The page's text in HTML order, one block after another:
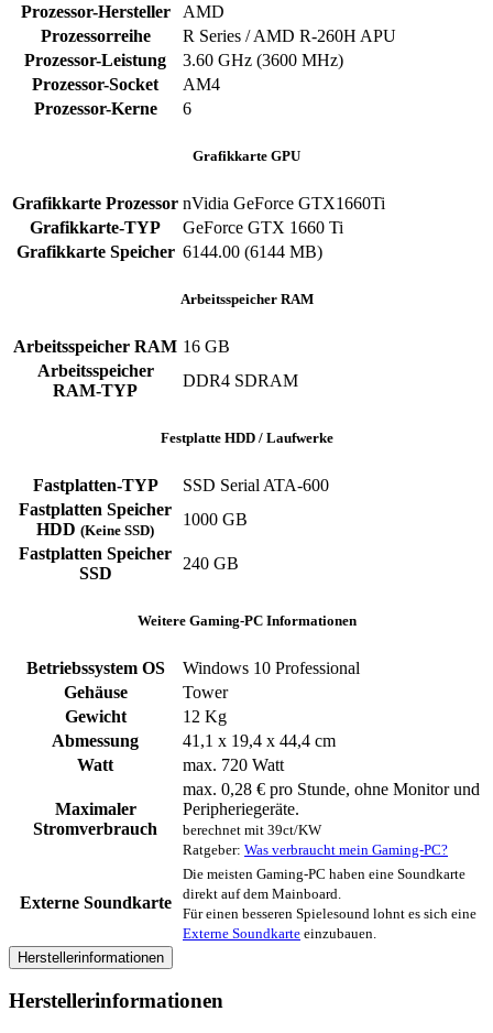
Prozessor-Hersteller
AMD
Prozessorreihe
R Series / AMD R-260H APU
Prozessor-Leistung
3.60 GHz (3600 MHz)
Prozessor-Socket
AM4
Prozessor-Kerne
6
Grafikkarte GPU
Grafikkarte Prozessor nVidia GeForce GTX1660Ti
Grafikkarte-TYP
GeForce GTX 1660 Ti
Grafikkarte Speicher 6144.00 (6144 MB)
Arbeitsspeicher RAM
Arbeitsspeicher RAM 16 GB
Arbeitsspeicher
RAM-TYP
DDR4 SDRAM
Festplatte HDD / Laufwerke
Fastplatten-TYP
SSD Serial ATA-600
Fastplatten Speicher
HDD (Keine SSD)
1000 GB
Fastplatten Speicher
SSD
240 GB
Weitere Gaming-PC Informationen
Betriebssystem OS
Windows 10 Professional
Gehäuse
Tower
Gewicht
12 Kg
Abmessung
41,1 x 19,4 x 44,4 cm
Watt
max. 720 Watt
Maximaler
Stromverbrauch
max. 0,28 € pro Stunde, ohne Monitor und
Peripheriegeräte.
berechnet mit 39ct/KW
Ratgeber: Was verbraucht mein Gaming-PC?
Externe Soundkarte
Die meisten Gaming-PC haben eine Soundkarte
direkt auf dem Mainboard.
Für einen besseren Spielesound lohnt es sich eine
Externe Soundkarte einzubauen.
Herstellerinformationen
Herstellerinformationen